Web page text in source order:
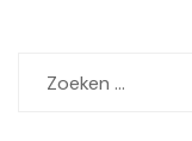
naar: